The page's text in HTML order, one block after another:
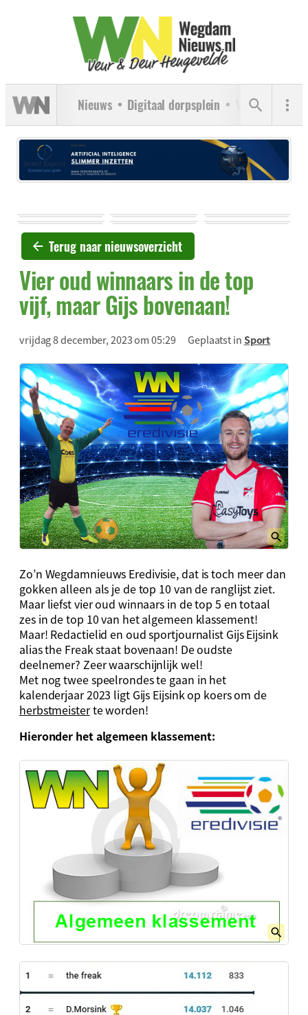
Nieuws Digitaal dorpsplein Verenigingen
Terug naar nieuwsoverzicht
Vier oud winnaars in de top
vijf, maar Gijs bovenaan!
vrijdag 8 december, 2023 om 05:29 Geplaatst inSport
Zo’n Wegdamnieuws Eredivisie, dat is toch meer dan
gokken alleen als je de top 10 van de ranglijst ziet.
Maar liefst vier oud winnaars in de top 5 en totaal
zes in de top 10 van het algemeen klassement!
Maar! Redactielid en oud sportjournalist Gijs Eijsink
alias the Freak staat bovenaan! De oudste
deelnemer? Zeer waarschijnlijk wel!
Met nog twee speelrondes te gaan in het
kalenderjaar 2023 ligt Gijs Eijsink op koers om de
herbstmeisterte worden!
Hieronder het algemeen klassement: